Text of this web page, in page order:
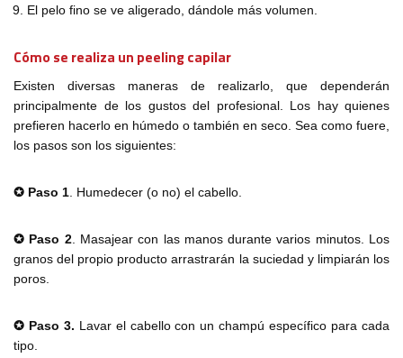
El pelo fino se ve aligerado, dándole más volumen.
Cómo se realiza un peeling capilar
Existen diversas maneras de realizarlo, que dependerán
principalmente de los gustos del profesional. Los hay quienes
prefieren hacerlo en húmedo o también en seco. Sea como fuere,
los pasos son los siguientes:
✪ Paso 1. Humedecer (o no) el cabello.
✪ Paso 2. Masajear con las manos durante varios minutos. Los
granos del propio producto arrastrarán la suciedad y limpiarán los
poros.
✪ Paso 3. Lavar el cabello con un champú específico para cada
tipo.